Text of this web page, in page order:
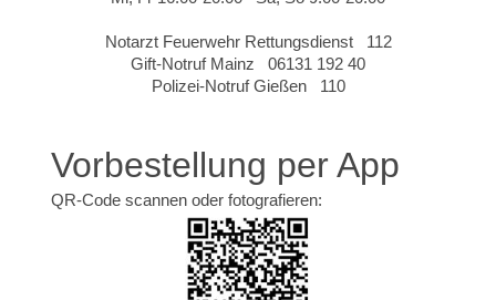
Notarzt Feuerwehr Rettungsdienst 112
Gift-Notruf Mainz 06131 192 40
Polizei-Notruf Gießen 110
Vorbestellung per App
QR-Code scannen oder fotografieren: